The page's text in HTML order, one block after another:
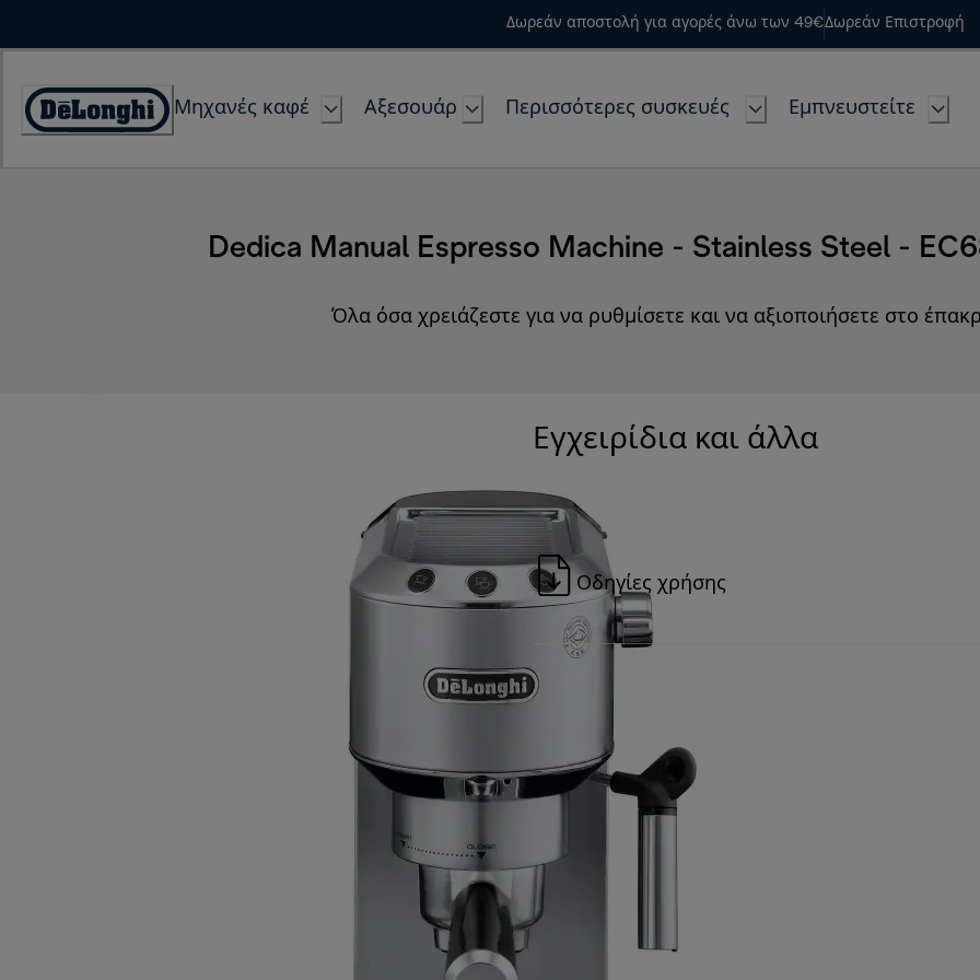
Δωρεάν αποστολή για αγορές άνω των 49€Δωρεάν Επιστροφή
Accessibility
Μηχανές καφέ Αξεσουάρ Περισσότερες συσκευές Εμπνευστείτε
Dedica Manual Espresso Machine - Stainless Steel -
Όλα όσα χρειάζεστε για να ρυθμίσετε και να αξιοποιήσετε στο
Εγχειρίδια και άλλα
Οδηγίες χρήσης